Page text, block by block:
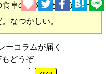
卓の大発見というコー
なつかしい。
ーコラムが届く
どうぞ